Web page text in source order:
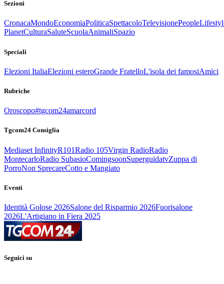
Sezioni
CronacaMondoEconomiaPoliticaSpettacoloTelevisionePeople
PlanetCulturaSaluteScuolaAnimaliSpazio
Speciali
Elezioni ItaliaElezioni esteroGrande FratelloL'isola dei famosiAmici
Rubriche
Oroscopo#tgcom24amarcord
Tgcom24 Consiglia
Mediaset InfinityR101Radio 105Virgin RadioRadio
MontecarloRadio SubasioComingsoonSuperguidatvZuppa di
PorroNon SprecareCotto e Mangiato
Eventi
Identità Golose 2026Salone del Risparmio 2026Fuorisalone
2026L'Artigiano in Fiera 2025
Seguici su